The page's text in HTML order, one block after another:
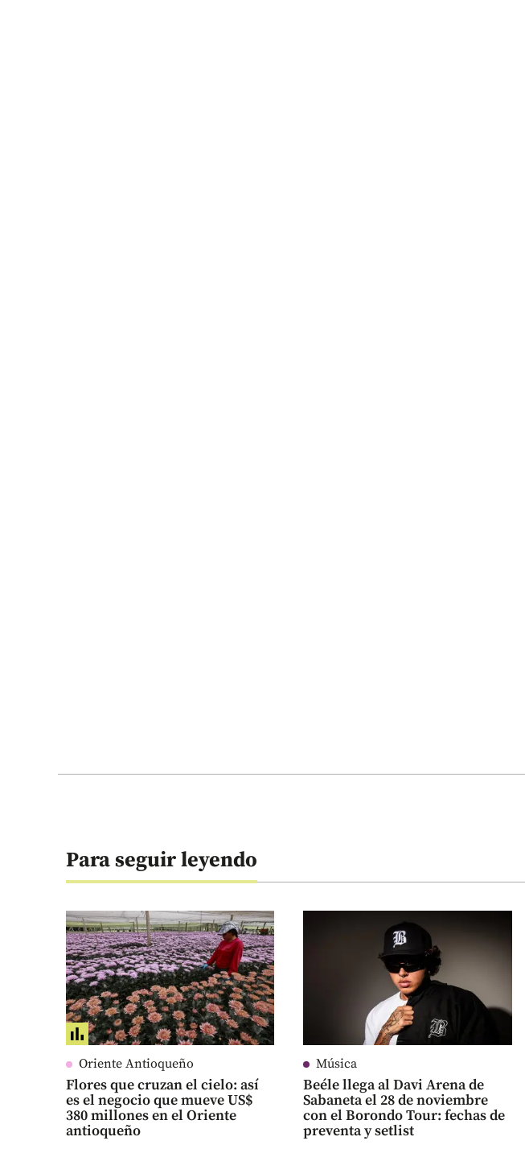
Para seguir leyendo
Oriente Antioqueño
Flores que cruzan el cielo: así
es el negocio que mueve US$
380 millones en el Oriente
antioqueño
Música
Beéle llega al Davi Arena de
Sabaneta el 28 de noviembre
con el Borondo Tour: fechas de
preventa y setlist